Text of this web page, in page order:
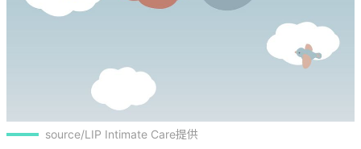
source/LIP Intimate Care提供